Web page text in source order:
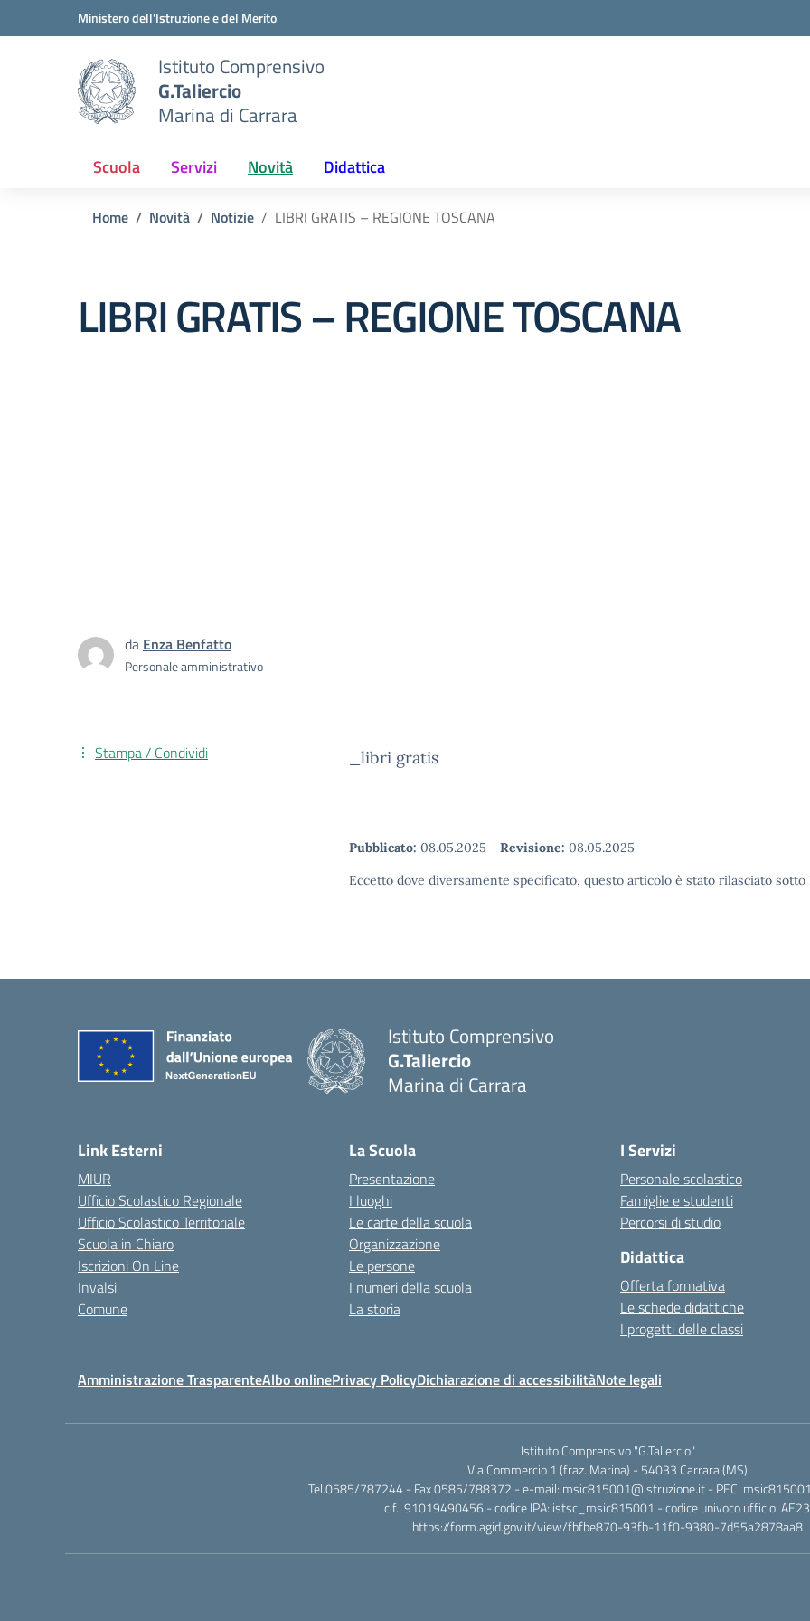
Vai ai contenuti
Vai al menu di navigazioneMinistero dell'Istruzione e del Merito
Istituto Comprensivo
G.Taliercio
Marina di Carrara
Scuola Servizi Novità Didattica
Home Novità Notizie LIBRI GRATIS – REGIONE TOSCANA
LIBRI GRATIS – REGIONE TOSCANA
da Enza Benfatto
Personale amministrativo
_libri gratis
Pubblicato: 08.05.2025 - Revisione: 08.05.2025
Eccetto dove diversamente specificato, questo articolo è stato rilasciato
Stampa / Condividi
Istituto Comprensivo
G.Taliercio
Marina di Carrara
Link Esterni
MIUR
Ufficio Scolastico Regionale
Ufficio Scolastico Territoriale
Scuola in Chiaro
Iscrizioni On Line
Invalsi
Comune
La Scuola
Presentazione
I luoghi
Le carte della scuola
Organizzazione
Le persone
I numeri della scuola
La storia
I Servizi
Personale scolastico
Famiglie e studenti
Percorsi di studio
Didattica
Offerta formativa
Le schede didattiche
I progetti delle classi
Amministrazione TrasparenteAlbo onlinePrivacy PolicyDichiarazione di accessibilitàNote legali
Istituto Comprensivo "G.Taliercio"
Via Commercio 1 (fraz. Marina) - 54033 Carrara (MS)
Tel.0585/787244 - Fax 0585/788372 - e-mail: msic815001@istruzione.it - PEC:
c.f.: 91019490456 - codice IPA: istsc_msic815001 - codice univoco ufficio:
https://form.agid.gov.it/view/fbfbe870-93fb-11f0-9380-7d55a2878aa8